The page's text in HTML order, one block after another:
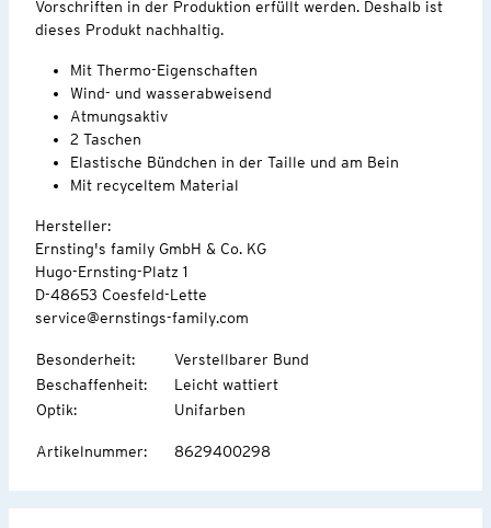
Vorschriften in der Produktion erfüllt werden. Deshalb ist
dieses Produkt nachhaltig.
Mit Thermo-Eigenschaften
Wind- und wasserabweisend
Atmungsaktiv
2 Taschen
Elastische Bündchen in der Taille und am Bein
Mit recyceltem Material
Hersteller:
Ernsting's family GmbH & Co. KG
Hugo-Ernsting-Platz 1
D-48653 Coesfeld-Lette
service@ernstings-family.com
Besonderheit:
Verstellbarer Bund
Beschaffenheit:
Leicht wattiert
Optik: Unifarben
Artikelnummer: 8629400298